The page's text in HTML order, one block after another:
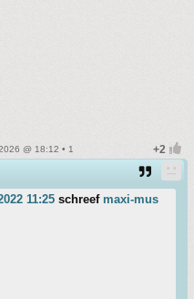
@ 18:12 • 1
11:25 schreef maxi-mus